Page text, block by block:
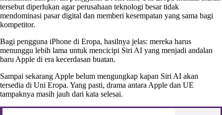
tersebut diperlukan agar perusahaan teknologi besar tidak
mendominasi pasar digital dan memberi kesempatan yang sama bagi
kompetitor.
Bagi pengguna iPhone di Eropa, hasilnya jelas: mereka harus
menunggu lebih lama untuk mencicipi Siri AI yang menjadi andalan
baru Apple di era kecerdasan buatan.
Sampai sekarang Apple belum mengungkap kapan Siri AI akan
tersedia di Uni Eropa. Yang pasti, drama antara Apple dan UE
tampaknya masih jauh dari kata selesai.